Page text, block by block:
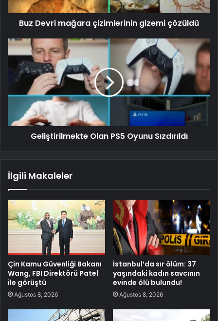
Buz Devri mağara çizimlerinin gizemi çözüldü
Geliştirilmekte Olan PS5 Oyunu Sızdırıldı
İlgili Makaleler
Çin Kamu Güvenliği Bakanı
Wang, FBI Direktörü Patel
ile görüştü
Ağustos 8, 2026
İstanbul’da sır ölüm: 37
yaşındaki kadın savcının
evinde ölü bulundu!
Ağustos 8, 2026